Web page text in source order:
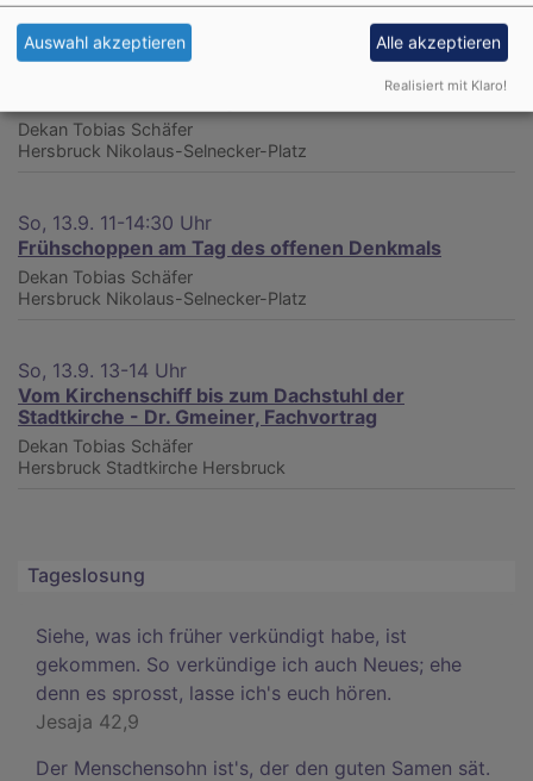
So, 13.9. 11-14:30 Uhr
Dekan Tobias Schäfer
Hersbruck Nikolaus-Selnecker-Platz
So, 13.9. 11-14:30 Uhr
Frühschoppen am Tag des offenen Denkmals
Dekan Tobias Schäfer
Hersbruck Nikolaus-Selnecker-Platz
So, 13.9. 13-14 Uhr
Vom Kirchenschiff bis zum Dachstuhl der
Stadtkirche - Dr. Gmeiner, Fachvortrag
Dekan Tobias Schäfer
Hersbruck Stadtkirche Hersbruck
Tageslosung
Siehe, was ich früher verkündigt habe, ist
gekommen. So verkündige ich auch Neues; ehe
denn es sprosst, lasse ich's euch hören.
Jesaja 42,9
Der Menschensohn ist's, der den guten Samen sät.
Auswahl akzeptieren Alle akzeptieren
Realisiert mit Klaro!